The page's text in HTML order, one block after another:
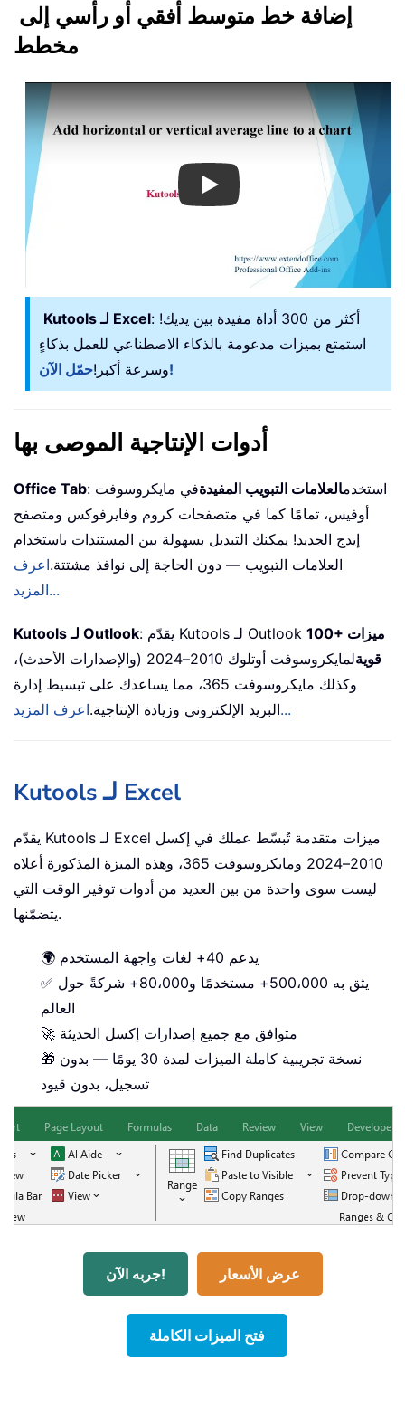
إضافة خط متوسط أفقي أو رأسي إلى
مخطط
Play
Kutools لـ Excel: أكثر من 300 أداة مفيدة بين يديك!
استمتع بميزات مدعومة بالذكاء الاصطناعي للعمل بذكاءٍ
وسرعة أكبر!حمّل الآن!
أدوات الإنتاجية الموصى بها
Office Tab : استخدمالعلامات التبويب المفيدةفي مايكروسوفت
أوفيس، تمامًا كما في متصفحات كروم وفايرفوكس ومتصفح
إيدج الجديد! يمكنك التبديل بسهولة بين المستندات باستخدام
العلامات التبويب — دون الحاجة إلى نوافذ مشتتة.اعرف
المزيد...
Kutools لـ Outlook : يقدّم Kutools لـ Outlook 100+ ميزات
قوية
لمايكروسوفت أوتلوك 2010–2024 (والإصدارات الأحدث)،
وكذلك مايكروسوفت 365، مما يساعدك على تبسيط إدارة
البريد الإلكتروني وزيادة الإنتاجية.اعرف المزيد...
Kutools لـ Excel
يقدّم Kutools لـ Excel ميزات متقدمة تُبسّط عملك في إكسل
2010–2024 ومايكروسوفت 365، وهذه الميزة المذكورة أعلاه
ليست سوى واحدة من بين العديد من أدوات توفير الوقت التي
يتضمّنها.
🌍 يدعم 40+ لغات واجهة المستخدم
✅ يثق به 500،000+ مستخدمًا و80،000+ شركةً حول
العالم
🚀 متوافق مع جميع إصدارات إكسل الحديثة
🎁 نسخة تجريبية كاملة الميزات لمدة 30 يومًا — بدون
تسجيل، بدون قيود
جربه الآن! عرض الأسعار
فتح الميزات الكاملة